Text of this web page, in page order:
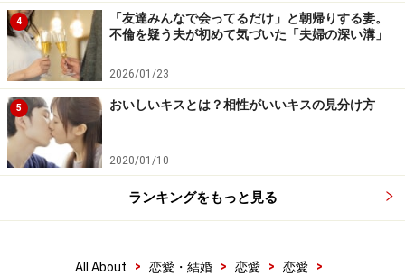
ことを深刻に受け取った彼の上司は、さりげなく社内の
カウンセラーを紹介したようだ。社内カウンセラーは誰
もが気軽に相談ごとを持ち込める雰囲気があるため、彼
もそれほど気負わずに訪れたらしい。
「結局、彼自身、結婚したいのにできない、女性にアプ
ローチするのがもともと苦手ということもあって、たま
たま社内で見かけた私と付き合いたいと気持ちが盛り上
もない行動をしたり、逆恨みされたりということもある
4
「友達みんなで会ってるだけ」と朝帰りする妻。
不倫を疑う夫が初めて気づいた「夫婦の深い溝」
2026/01/23
5 おいしいキスとは？相性がいいキスの見分け方
2020/01/10
ランキングをもっと見る
All About > 恋愛・結婚 > 恋愛 > 恋愛
>